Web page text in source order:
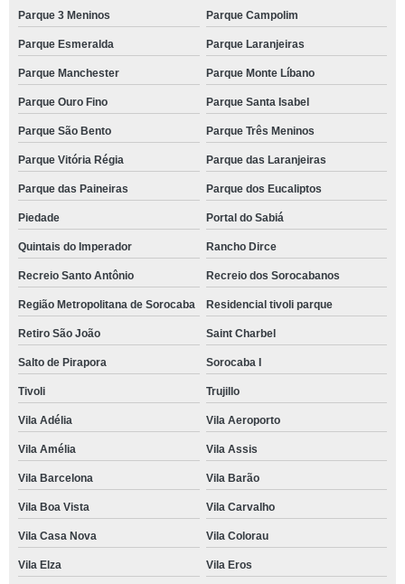
Parque 3 Meninos Parque Campolim
Parque Esmeralda Parque Laranjeiras
Parque Manchester Parque Monte Líbano
Parque Ouro Fino Parque Santa Isabel
Parque São Bento Parque Três Meninos
Parque Vitória Régia Parque das Laranjeiras
Parque das Paineiras Parque dos Eucaliptos
Piedade Portal do Sabiá
Quintais do Imperador Rancho Dirce
Recreio Santo Antônio Recreio dos Sorocabanos
Região Metropolitana de Sorocaba Residencial tivoli parque
Retiro São João Saint Charbel
Salto de Pirapora Sorocaba I
Tivoli Trujillo
Vila Adélia Vila Aeroporto
Vila Amélia Vila Assis
Vila Barcelona Vila Barão
Vila Boa Vista Vila Carvalho
Vila Casa Nova Vila Colorau
Vila Elza Vila Eros